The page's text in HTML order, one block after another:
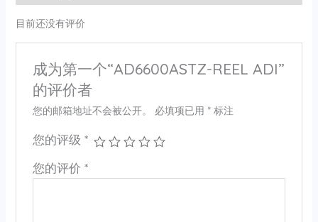
目前还没有评价
成为第一个“AD6600ASTZ-REEL ADI”
的评价者
您的邮箱地址不会被公开。 必填项已用 *标注
您的评级 *
您的评价 *